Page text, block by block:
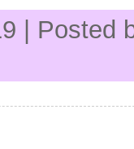
| Posted